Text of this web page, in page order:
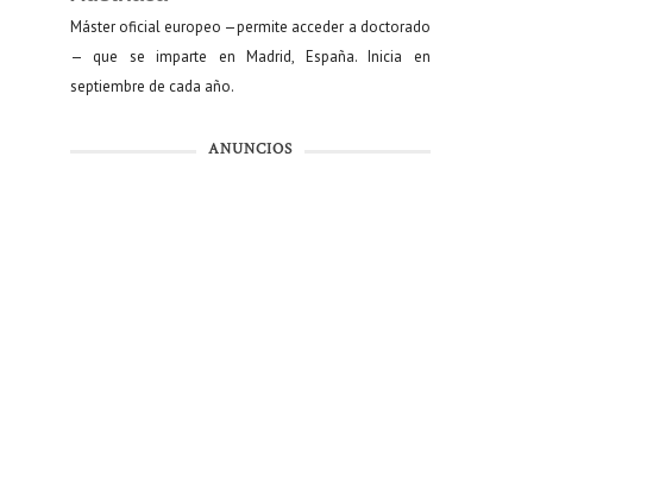
Máster oficial europeo —permite acceder a doctorado
— que se imparte en Madrid, España. Inicia en
septiembre de cada año.
ANUNCIOS